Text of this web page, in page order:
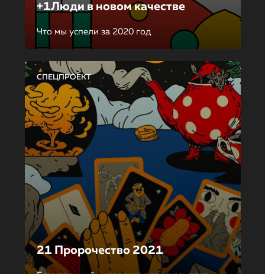
+1Люди в новом качестве
Что мы успели за 2020 год
СПЕЦПРОЕКТ
21 Пророчество 2021